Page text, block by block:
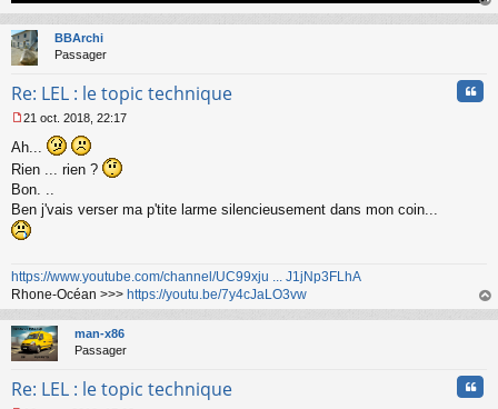
n
l
u
au
BBArchi
Passager
Re: LEL : le topic technique
e
a
g
e
n
l
u
21 oct. 2018, 22:17
Ah...
Rien ... rien ?
Bon. ..
Ben j'vais verser ma p'tite larme silencieusement dans mon coin...
https://www.youtube.com/channel/UC99xju ... J1jNp3FLhA
Rhone-Océan >>> https://youtu.be/7y4cJaLO3vw
au
man-x86
Passager
Re: LEL : le topic technique